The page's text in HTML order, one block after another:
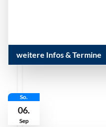
weitere Infos & Termine
So.
06.
Sep